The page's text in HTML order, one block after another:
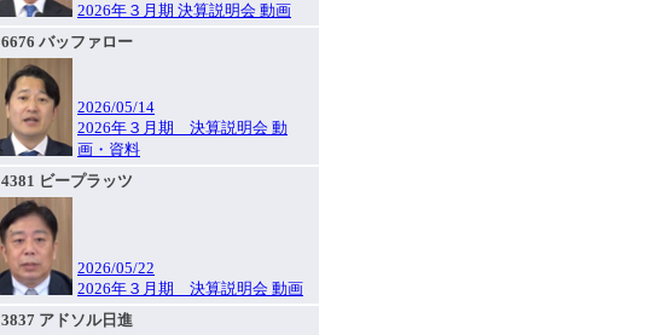
2026年３月期 決算説明会 動画
6676 バッファロー
2026/05/14
2026年３月期 決算説明会 動
画・資料
4381 ビープラッツ
2026/05/22
2026年３月期 決算説明会 動画
3837 アドソル日進